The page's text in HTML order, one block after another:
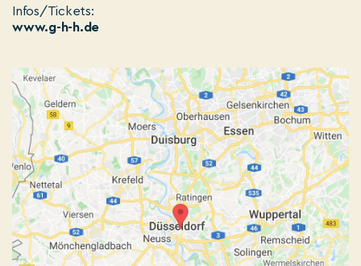
Infos/Tickets:
www.g-h-h.de